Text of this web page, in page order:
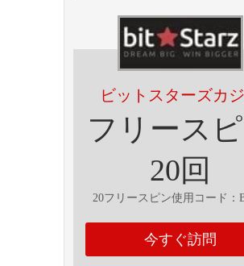
ビットスターズカ
フリース
20回
20フリースピン使用コード：
今すぐ訪問